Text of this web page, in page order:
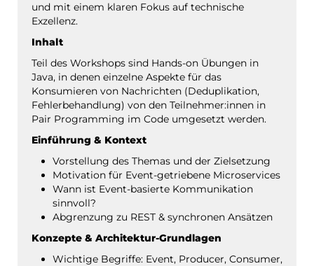
und mit einem klaren Fokus auf technische
Exzellenz.
Inhalt
Teil des Workshops sind Hands-on Übungen in
Java, in denen einzelne Aspekte für das
Konsumieren von Nachrichten (Deduplikation,
Fehlerbehandlung) von den Teilnehmer:innen in
Pair Programming im Code umgesetzt werden.
Einführung & Kontext
Vorstellung des Themas und der Zielsetzung​
Motivation für Event-getriebene Microservices
Wann ist Event-basierte Kommunikation
sinnvoll?
Abgrenzung zu REST & synchronen Ansätzen
Konzepte & Architektur-Grundlagen
Wichtige Begriffe: Event, Producer, Consumer,